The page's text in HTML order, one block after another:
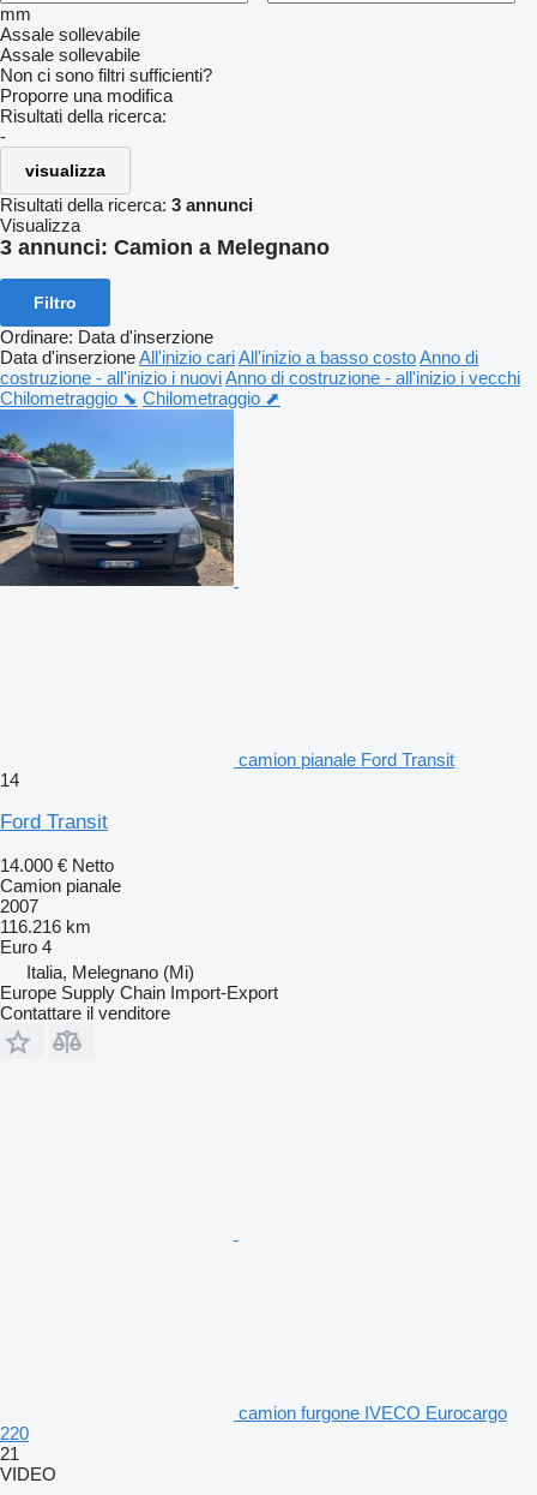
mm
Assale sollevabile
Assale sollevabile
Non ci sono filtri sufficienti?
Proporre una modifica
Risultati della ricerca:
-
visualizza
Risultati della ricerca: 3 annunci
Visualizza
3 annunci: Camion a Melegnano
Filtro
Ordinare: Data d'inserzione
Data d'inserzioneAll'inizio cariAll'inizio a basso costoAnno di
costruzione - all'inizio i nuoviAnno di costruzione - all'inizio i vecchi
Chilometraggio ⬊ Chilometraggio ⬈
camion pianale Ford Transit
14
Ford Transit
14.000 € Netto
Camion pianale
2007
116.216 km
Euro 4
Italia, Melegnano (Mi)
Europe Supply Chain Import-Export
Contattare il venditore
camion furgone IVECO Eurocargo
220
21
VIDEO